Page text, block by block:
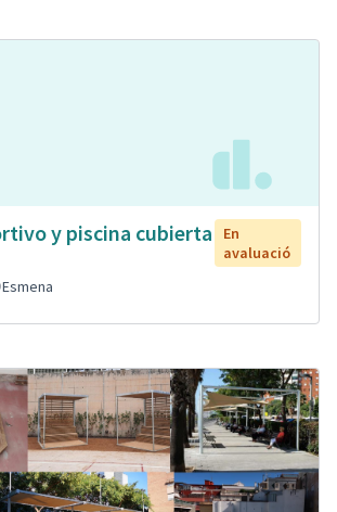
y piscina cubierta
En
avaluació
Esmena